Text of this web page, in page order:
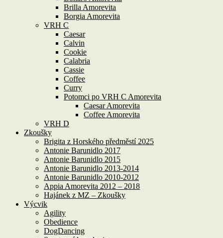
Brilla Amorevita
Borgia Amorevita
VRH C
Caesar
Calvin
Cookie
Calabria
Cassie
Coffee
Curry
Potomci po VRH C Amorevita
Caesar Amorevita
Coffee Amorevita
VRH D
Zkoušky
Brigita z Horského předměstí 2025
Antonie Barunidlo 2017
Antonie Barunidlo 2015
Antonie Barunidlo 2013-2014
Antonie Barunidlo 2010-2012
Appia Amorevita 2012 – 2018
Hajánek z MZ – Zkoušky
Výcvik
Agility
Obedience
DogDancing